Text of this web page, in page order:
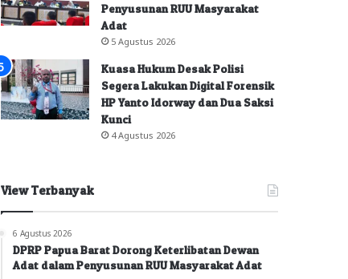
Penyusunan RUU Masyarakat
Adat
5 Agustus 2026
Kuasa Hukum Desak Polisi
Segera Lakukan Digital Forensik
HP Yanto Idorway dan Dua Saksi
Kunci
4 Agustus 2026
View Terbanyak
6 Agustus 2026
DPRP Papua Barat Dorong Keterlibatan Dewan
Adat dalam Penyusunan RUU Masyarakat Adat